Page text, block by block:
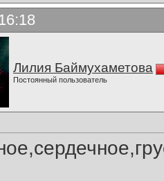
Лилия Баймухаметова
Постоянный пользователь